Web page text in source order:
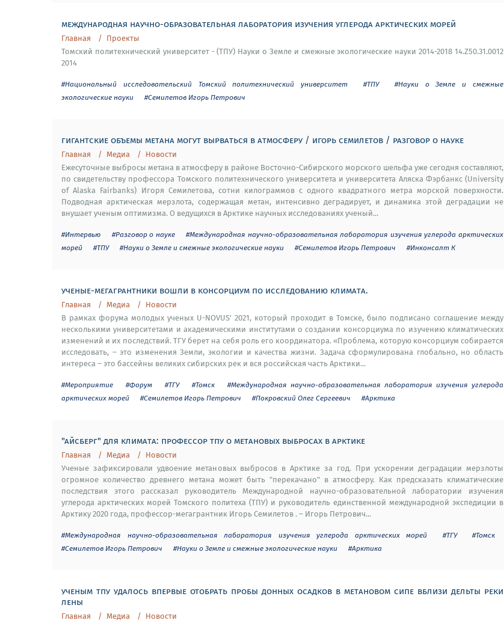
международная научно-образовательная лаборатория изучения углерода арктических морей
Главная
Проекты
Томский политехнический университет - (ТПУ) Науки о Земле и смежные экологические науки 2014-2018 14.Z50.31.0012
2014
#Национальный исследовательский Томский политехнический университет #ТПУ
#Науки о Земле и смежные
экологические науки
#Семилетов Игорь Петрович
гигантские объемы метана могут вырваться в атмосферу / игорь семилетов / разговор о науке
Главная Медиа
Новости
Ежесуточные выбросы метана в атмосферу в районе Восточно-Сибирского морского шельфа уже сегодня составляют,
по свидетельству профессора Томского политехнического университета и университета Аляска Фэрбанкс (University
of Alaska Fairbanks) Игоря Семилетова, сотни килограммов с одного квадратного метра морской поверхности.
Подводная арктическая мерзлота, содержащая метан, интенсивно деградирует, и динамика этой деградации не
внушает ученым оптимизма. О ведущихся в Арктике научных исследованиях ученый...
#Интервью #Разговор о науке
#Международная научно-образовательная лаборатория изучения углерода арктических
морей
#ТПУ #Науки о Земле и смежные экологические науки #Семилетов Игорь Петрович #Инконсалт К
ученые-мегагрантники вошли в консорциум по исследованию климата.
Главная Медиа
Новости
В рамках форума молодых ученых U-NOVUS' 2021, который проходит в Томске, было подписано соглашение между
несколькими университетами и академическими институтами о создании консорциума по изучению климатических
изменений и их последствий. ТГУ берет на себя роль его координатора. «Проблема, которую консорциум собирается
исследовать, – это изменения Земли, экологии и качества жизни. Задача сформулирована глобально, но область
интереса – это бассейны великих сибирских рек и вся российская часть Арктики...
#Мероприятие #Форум #ТГУ #Томск
#Международная научно-образовательная лаборатория изучения углерода
арктических морей
#Семилетов Игорь Петрович #Покровский Олег Сергеевич #Арктика
"айсберг" для климата: профессор тпу о метановых выбросах в арктике
Главная Медиа
Новости
Ученые зафиксировали удвоение метановых выбросов в Арктике за год. При ускорении деградации мерзлоты
огромное количество древнего метана может быть "перекачано" в атмосферу. Как предсказать климатические
последствия этого рассказал руководитель Международной научно-образовательной лаборатории изучения
углерода арктических морей Томского политеха (ТПУ) и руководитель единственной международной экспедиции в
Арктику 2020 года, профессор-мегагрантник Игорь Семилетов . – Игорь Петрович...
#Международная научно-образовательная лаборатория изучения углерода арктических морей #ТГУ
#Томск
#Семилетов Игорь Петрович
#Науки о Земле и смежные экологические науки #Арктика
ученым тпу удалось впервые отобрать пробы донных осадков в метановом сипе вблизи дельты реки
лены
Главная Медиа
Новости